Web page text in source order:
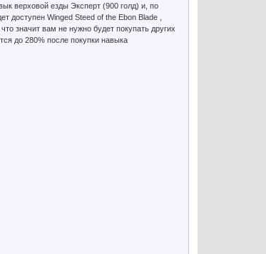
верховой езды Эксперт (900 голд) и, по
Winged Steed of the Ebon Blade ,
значит вам не нужно будет покупать других
до 280% после покупки навыка